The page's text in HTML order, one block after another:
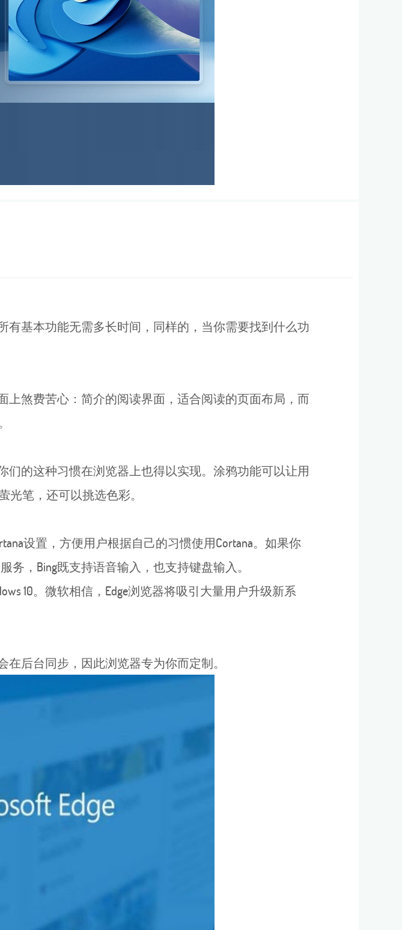
有基本功能无需多长时间，同样的，当你需要找到什么功
上煞费苦心：简介的阅读界面，适合阅读的页面布局，而
们的这种习惯在浏览器上也得以实现。涂鸦功能可以让用
笔，还可以挑选色彩。
设置，方便用户根据自己的习惯使用Cortana。如果你
务，Bing既支持语音输入，也支持键盘输入。
10。微软相信，Edge浏览器将吸引大量用户升级新系
在后台同步，因此浏览器专为你而定制。